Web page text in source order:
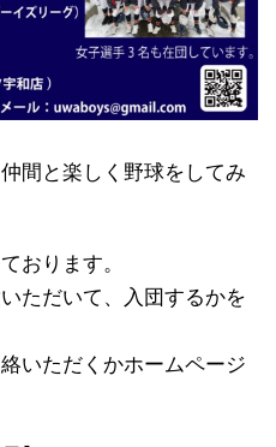
間と楽しく野球をしてみ
おります。
ただいて、入団するかを
いただくかホームページ